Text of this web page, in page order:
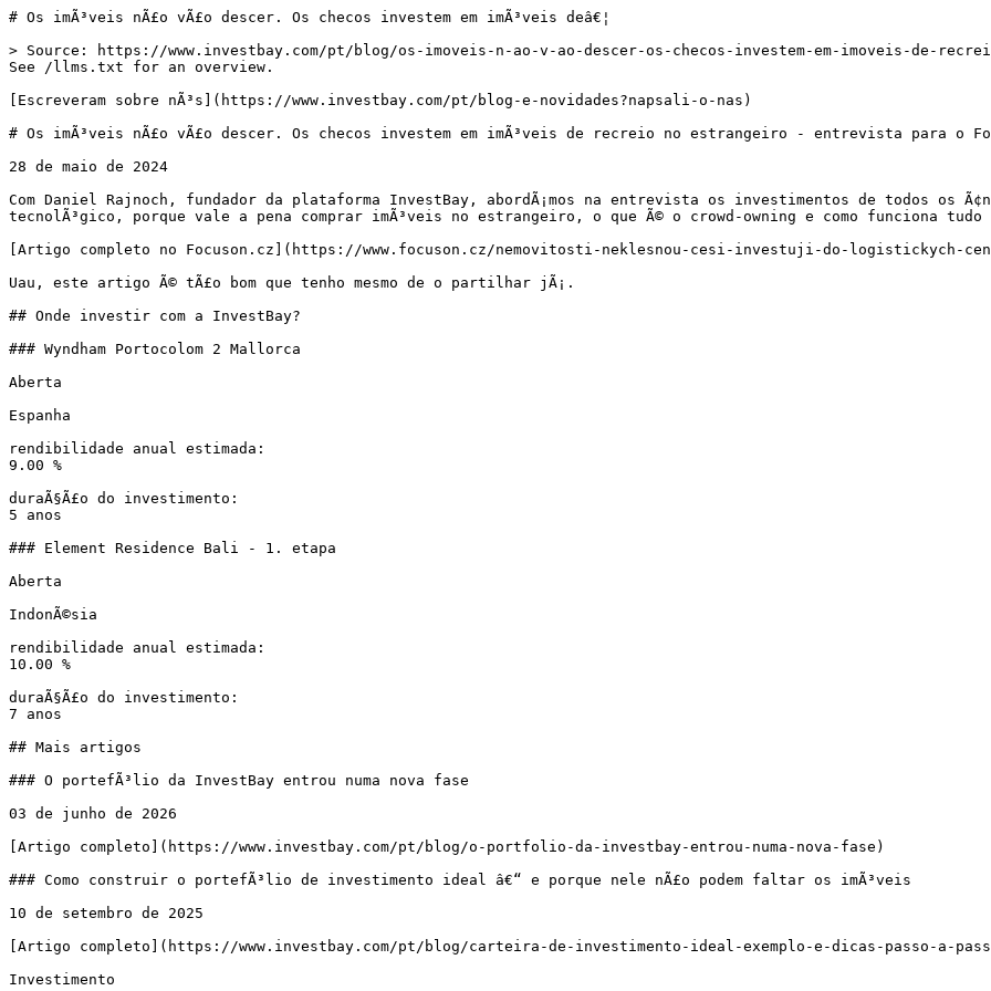
# Os imÃ³veis nÃ£o vÃ£o descer. Os checos investem em imÃ³veis deâ€¦
> Source: https://www.investbay.com/pt/blog/os-imoveis-n-ao-v-ao-descer-os-checos-investem-em-imoveis-de-
See /llms.txt for an overview.
[Escreveram sobre nÃ³s](https://www.investbay.com/pt/blog-e-novidades?napsali-o-nas)
# Os imÃ³veis nÃ£o vÃ£o descer. Os checos investem em imÃ³veis de recreio no estrangeiro - entrevista para o
28 de maio de 2024
Com Daniel Rajnoch, fundador da plataforma InvestBay, abordÃ¡mos na entrevista os investimentos de todos os
tecnolÃ³gico, porque vale a pena comprar imÃ³veis no estrangeiro, o que Ã© o crowd-owning e como funciona
[Artigo completo no Focuson.cz](https://www.focuson.cz/nemovitosti-neklesnou-cesi-investuji-do-logistickych-
Uau, este artigo Ã© tÃ£o bom que tenho mesmo de o partilhar jÃ¡.
## Onde investir com a InvestBay?
### Wyndham Portocolom 2 Mallorca
Aberta
Espanha
rendibilidade anual estimada:
9.00 %
duraÃ§Ã£o do investimento:
5 anos
### Element Residence Bali - 1. etapa
Aberta
IndonÃ©sia
rendibilidade anual estimada:
10.00 %
duraÃ§Ã£o do investimento:
7 anos
## Mais artigos
### O portefÃ³lio da InvestBay entrou numa nova fase
03 de junho de 2026
[Artigo completo](https://www.investbay.com/pt/blog/o-portfolio-da-investbay-entrou-numa-nova-fase)
### Como construir o portefÃ³lio de investimento ideal â€“ e porque nele nÃ£o podem faltar os imÃ³veis
10 de setembro de 2025
[Artigo completo](https://www.investbay.com/pt/blog/carteira-de-investimento-ideal-exemplo-e-dicas-passo-a-
Investimento